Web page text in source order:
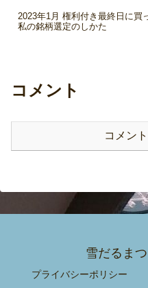
2023年1月 権利付き最終日に買
私の銘柄選定のしかた
コメント
コメン
雪だるま
プライバシーポリシー